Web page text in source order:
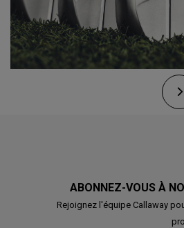
ABONNEZ-VOUS À
Rejoignez l'équipe Callaway